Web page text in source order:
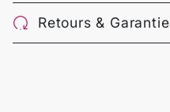
Retours & Garantie